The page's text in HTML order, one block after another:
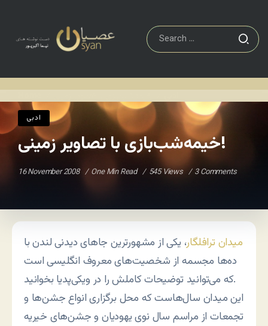
ادبی
خیمه‌شب‌بازی با تصاویر زمینی!
16 November 2008 One Min Read 545 Views 3 Comments
میدان ترافلگار، یکی از مشهورترین جاهای دیدنی لندن با
ده‌ها مجسمه از شخصیت‌های معروف انگلیسی است
که می‌توانید توضیحات کاملش را در ویکی‌پدیا بخوانید.
این میدان سال‌هاست که محل برگزاری انواع جشن‌ها و
تجمعات از مراسم سال نوی یهودیان و جشن‌های خیریه